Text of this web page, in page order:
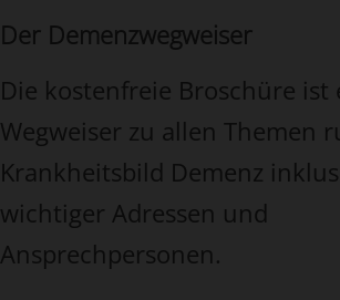
Der Demenzwegweiser
Die kostenfreie Broschüre ist
Wegweiser zu allen Themen
Krankheitsbild Demenz
wichtiger Adressen und
Ansprechpersonen.